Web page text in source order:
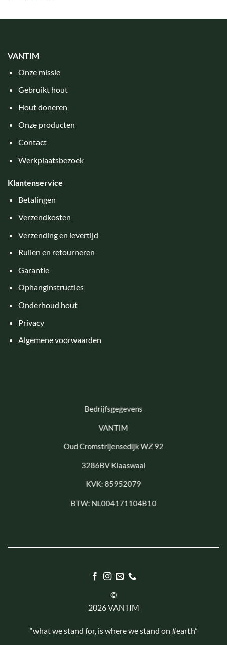
VANTIM
Onze missie
Gebruikt hout
Hout doneren
Onze producten
Contact
Werkplaatsbezoek
Klantenservice
Betalingen
Verzendkosten
Verzending en levertijd
Ruilen en retourneren
Garantie
Ophanginstructies
Onderhoud hout
Privacy
Algemene voorwaarden
Bedrijfsgegevens
VANTIM
Oud Cromstrijensedijk WZ 92
3286BV Klaaswaal
KVK: 85952079
BTW: NL004171104B10
©
2026 VANTIM
“what we stand for, is where we stand on #earth”